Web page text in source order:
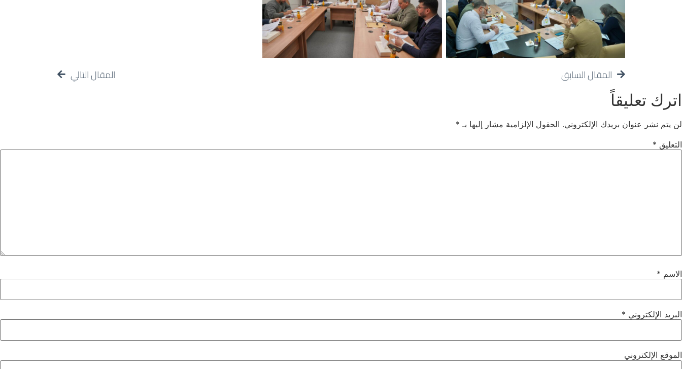
المقال السابق المقال التالي
اترك تعليقاً
لن يتم نشر عنوان بريدك الإلكتروني. الحقول الإلزامية مشار إليها بـ *
التعليق *
الاسم *
البريد الإلكتروني *
الموقع الإلكتروني